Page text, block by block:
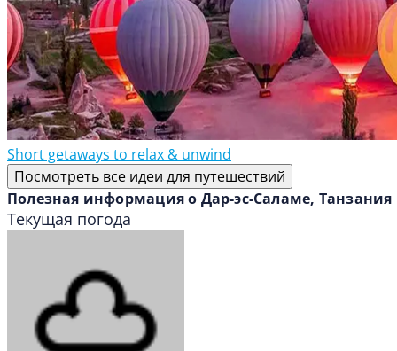
Short getaways to relax & unwind
Посмотреть все идеи для путешествий
Полезная информация о Дар-эс-Саламе, Танзания
Текущая погода